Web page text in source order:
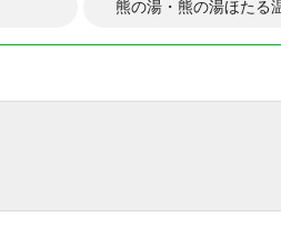
熊の湯・熊の湯ほたる